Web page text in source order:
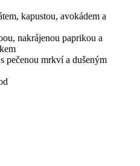
kapustou, avokádem a
nakrájenou paprikou a
pečenou mrkví a dušeným